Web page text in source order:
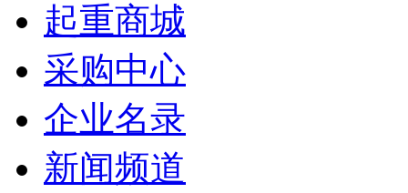
起重商城
采购中心
企业名录
新闻频道